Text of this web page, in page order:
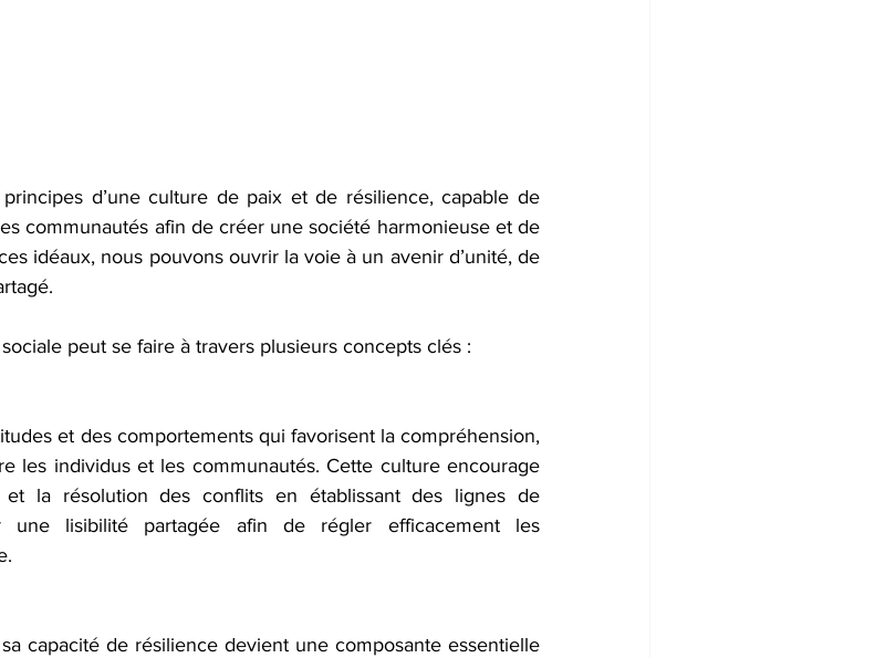
d’une culture de paix et de résilience, capable de
communautés afin de créer une société harmonieuse et de
idéaux, nous pouvons ouvrir la voie à un avenir d’unité, de
peut se faire à travers plusieurs concepts clés :
et des comportements qui favorisent la compréhension,
les individus et les communautés. Cette culture encourage
et la résolution des conflits en établissant des lignes de
une lisibilité partagée afin de régler efficacement les
capacité de résilience devient une composante essentielle